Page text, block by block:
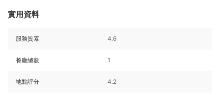
實用資料
服務質素 4.6
餐廳總數 1
地點評分 4.2